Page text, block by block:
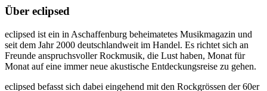
Über eclipsed
eclipsed ist ein in Aschaffenburg beheimatetes Musikmagazin und
seit dem Jahr 2000 deutschlandweit im Handel. Es richtet sich an
Freunde anspruchsvoller Rockmusik, die Lust haben, Monat für
Monat auf eine immer neue akustische Entdeckungsreise zu gehen.
eclipsed befasst sich dabei eingehend mit den Rockgrössen der 60er